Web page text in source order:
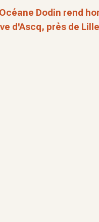
Dodin rend
d'Ascq, près de